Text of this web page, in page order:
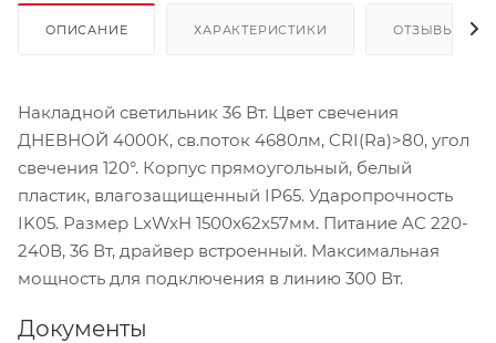
ОПИСАНИЕ ХАРАКТЕРИСТИКИ ОТЗЫВЫ
Накладной светильник 36 Вт. Цвет свечения
ДНЕВНОЙ 4000К, св.поток 4680лм, CRI(Ra)>80, угол
свечения 120°. Корпус прямоугольный, белый
пластик, влагозащищенный IP65. Ударопрочность
IK05. Размер LxWxH 1500x62x57мм. Питание AC 220-
240В, 36 Вт, драйвер встроенный. Максимальная
мощность для подключения в линию 300 Вт.
Документы